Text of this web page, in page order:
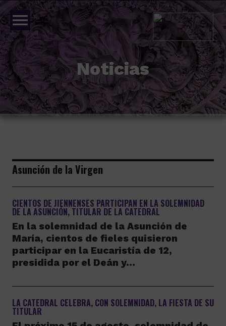
menu
Noticias
Asunción de la Virgen
CIENTOS DE JIENNENSES PARTICIPAN EN LA SOLEMNIDAD
DE LA ASUNCIÓN, TITULAR DE LA CATEDRAL
En la solemnidad de la Asunción de
María, cientos de fieles quisieron
participar en la Eucaristía de 12,
presidida por el Deán y…
LA CATEDRAL CELEBRA, CON SOLEMNIDAD, LA FIESTA DE SU
TITULAR